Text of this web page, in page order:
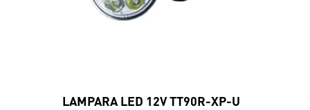
LAMPARA LED 12V TT90R-XP-U